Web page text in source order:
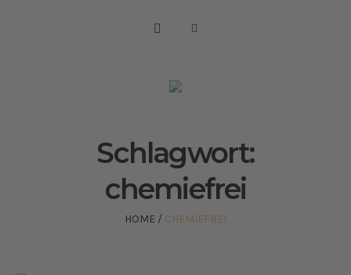
Schlagwort:
chemiefrei
HOME / CHEMIEFREI